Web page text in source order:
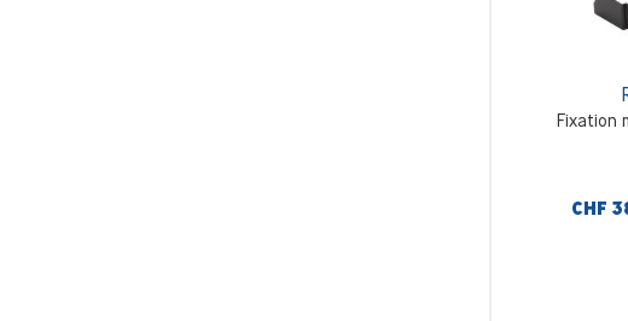
Fixation
CHF